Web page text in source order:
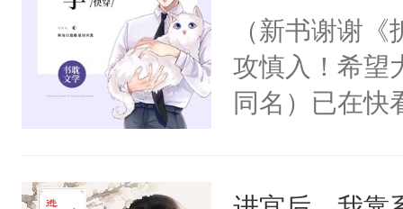
（新书谢谢
攻慎入！希望
同名）已在快